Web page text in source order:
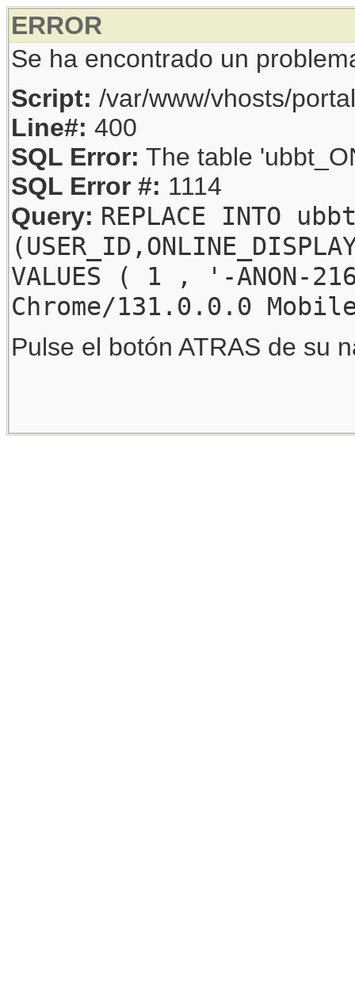
ERROR
Se ha encontrado un
Script: /var/www/vhosts/
Line#: 400
SQL Error: The table
SQL Error #: 1114
Query: REPLACE INTO
VALUES ( 1 , '-
Chrome/131.0.0.0
Pulse el botón ATRAS de su